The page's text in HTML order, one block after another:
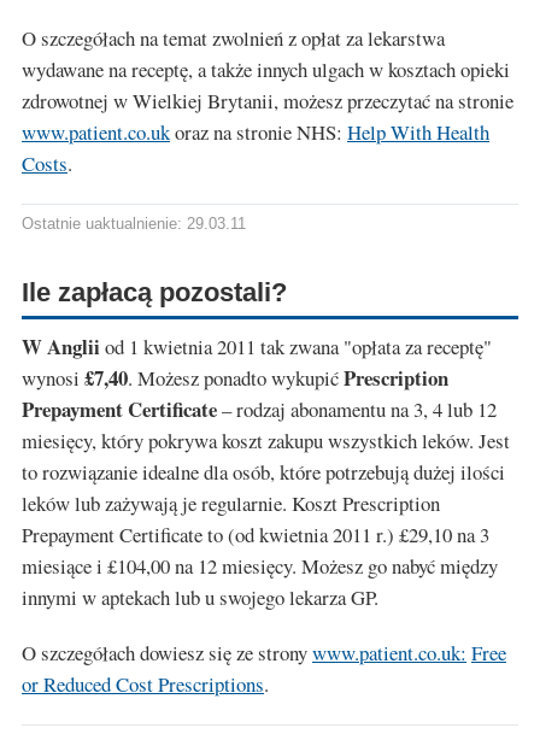
O szczegółach na temat zwolnień z opłat za lekarstwa
wydawane na receptę, a także innych ulgach w kosztach opieki
zdrowotnej w Wielkiej Brytanii, możesz przeczytać na stronie
www.patient.co.ukoraz na stronie NHS: Help With Health
Costs.
Ostatnie uaktualnienie: 29.03.11
Ile zapłacą pozostali?
W Angliiod 1 kwietnia 2011 tak zwana "opłata za receptę"
wynosi £7,40. Możesz ponadto wykupićPrescription
Prepayment Certificate– rodzaj abonamentu na 3, 4 lub 12
miesięcy, który pokrywa koszt zakupu wszystkich leków. Jest
to rozwiązanie idealne dla osób, które potrzebują dużej ilości
leków lub zażywają je regularnie. Koszt Prescription
Prepayment Certificate to (od kwietnia 2011 r.) £29,10 na 3
miesiące i £104,00 na 12 miesięcy. Możesz go nabyć między
innymi w aptekach lub u swojego lekarza GP.
O szczegółach dowiesz się ze stronywww.patient.co.uk: Free
or Reduced Cost Prescriptions.